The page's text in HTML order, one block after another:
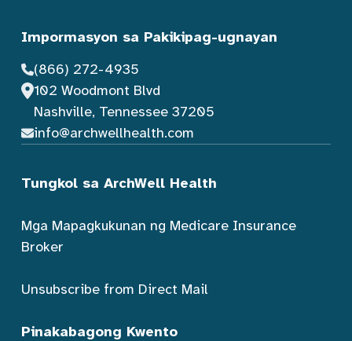
Impormasyon sa Pakikipag-ugnayan
(866) 272-4935
102 Woodmont Blvd
Nashville, Tennessee 37205
info@archwellhealth.com
Tungkol sa ArchWell Health
Mga Mapagkukunan ng Medicare Insurance
Broker
Unsubscribe from Direct Mail
Pinakabagong Kwento